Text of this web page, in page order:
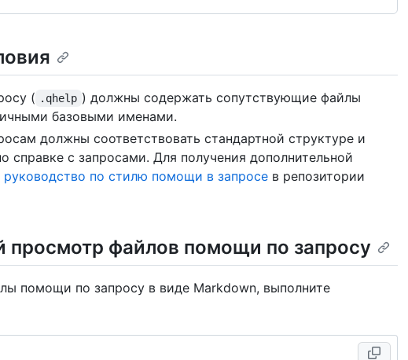
( .qhelp ) должны содержать сопутствующие файлы
базовыми именами.
должны соответствовать стандартной структуре и
справке с запросами. Для получения дополнительной
руководство по стилю помощи в запросе в репозитории
просмотр файлов помощи по запросу
помощи по запросу в виде Markdown, выполните